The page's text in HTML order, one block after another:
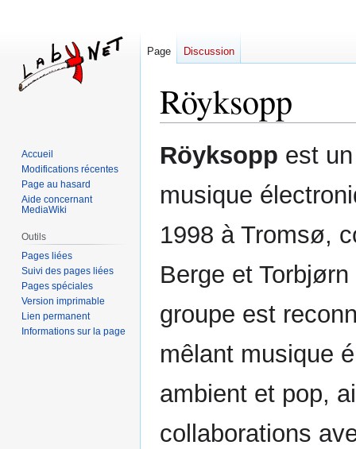
Röyksopp
Aller
à
navigation
Aller
à
recherche
Röyksopp est
musique
1998 à Tromsø,
Berge et
groupe est
mêlant musique
ambient et pop,
collaborations
Page Discussion
Accueil
Modifications récentes
Page au hasard
Aide concernant
MediaWiki
Outils
Pages liées
Suivi des pages liées
Pages spéciales
Version imprimable
Lien permanent
Informations sur la page